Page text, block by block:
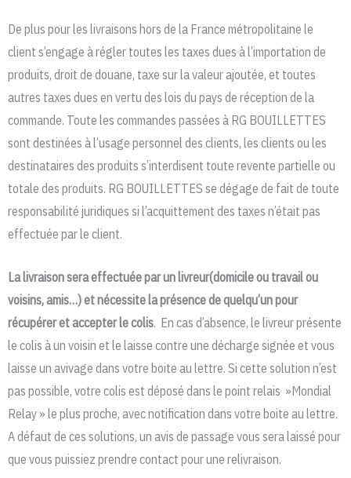
De plus pour les livraisons hors de la France métropolitaine le
client s’engage à régler toutes les taxes dues à l’importation de
produits, droit de douane, taxe sur la valeur ajoutée, et toutes
autres taxes dues en vertu des lois du pays de réception de la
commande. Toute les commandes passées à RG BOUILLETTES
sont destinées à l’usage personnel des clients, les clients ou les
destinataires des produits s’interdisent toute revente partielle ou
totale des produits. RG BOUILLETTES se dégage de fait de toute
responsabilité juridiques si l’acquittement des taxes n’était pas
effectuée par le client.
La livraison sera effectuée par un livreur(domicile ou travail ou
voisins, amis…) et nécessite la présence de quelqu’un pour
récupérer et accepter le colis. En cas d’absence, le livreur présente
le colis à un voisin et le laisse contre une décharge signée et vous
laisse un avivage dans votre boite au lettre. Si cette solution n’est
pas possible, votre colis est déposé dans le point relais »Mondial
Relay » le plus proche, avec notification dans votre boite au lettre.
A défaut de ces solutions, un avis de passage vous sera laissé pour
que vous puissiez prendre contact pour une relivraison.